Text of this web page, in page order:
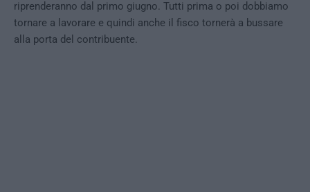
riprenderanno dal primo giugno. Tutti prima o poi dobbiamo
tornare a lavorare e quindi anche il fisco tornerà a bussare
alla porta del contribuente.